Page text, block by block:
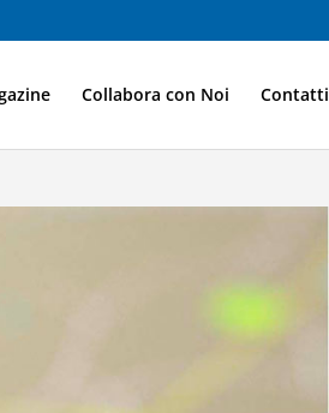
Collabora con Noi Contatti